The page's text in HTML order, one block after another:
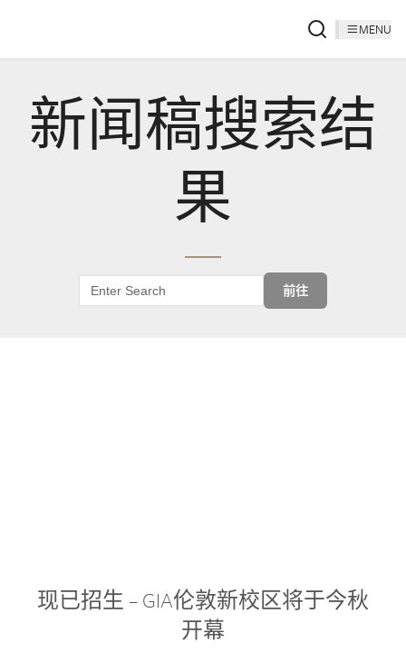
MENU
新闻稿搜索结
果
前往
现已招生 – GIA伦敦新校区将于今秋
开幕